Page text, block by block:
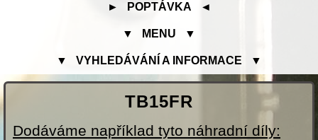
► POPTÁVKA ◄
▼ MENU ▼
▼ VYHLEDÁVÁNÍ A INFORMACE ▼
TB15FR
Dodáváme například tyto náhradní díly: